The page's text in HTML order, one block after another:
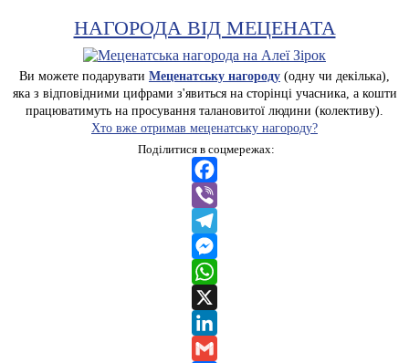
НАГОРОДА ВІД МЕЦЕНАТА
Ви можете подарувати Меценатську нагороду (одну чи декілька),
яка з відповідними цифрами з'явиться на сторінці учасника, а кошти
працюватимуть на просування талановитої людини (колективу).
Хто вже отримав меценатську нагороду?
Поділитися в соцмережах:
Facebook
Viber
Telegram
Messenger
WhatsApp
X
LinkedIn